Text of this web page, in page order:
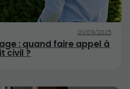
01/09/2025
: quand faire appel à
civil ?